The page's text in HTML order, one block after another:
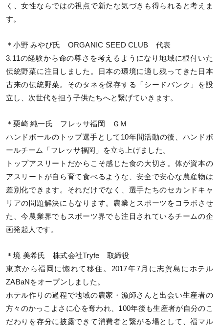
く、女性ならではの視点で新たな気づきも得られると考えま
す。
＊小野 みやび氏 ORGANIC SEED CLUB 代表
3.11の経験から命の尊さを考えるようになり地域に根付いた
伝統野菜に注目しました。日本の環境に適し残ってきた日本
古来の伝統野菜。そのタネを保存する「シードバンク」を設
立し、次世代を担う子供たちへと繋げていきます。
＊栗崎 純一氏 フレッサ福岡 ＧＭ
ハンドボールのトップ選手として10年間活動の後、ハンドボ
ールチーム「フレッサ福岡」を立ち上げました。
トップアスリートだからこそ感じた食の大切さ。体が資本の
アスリートが自ら育て食べるような、安全で安心な農産物は
差別化できます。それだけでなく、選手たちのセカンドキャ
リアの問題解決にもなります。農業とスポーツをコラボさせ
た、今農業界でもスポーツ界でも注目されているチームの企
画発起人です。
＊境 美希氏 株式会社Tryfe 取締役
東京から福岡に惚れて移住。2017年7月に志賀島にホテル
ZABaNをオープンしました。
ホテル作りの過程で地域の農家・漁師さんと出会い生産者の
方々のかっこよさに心を奪われ、100年後も生産者が自分のこ
だわりを存分に披露できて消費者と繋がる場として、福マル